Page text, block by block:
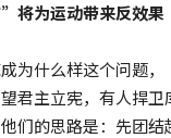
将为运动带来反效果
为什么样这个问题
君主立宪，有人捍
们的思路是：先团